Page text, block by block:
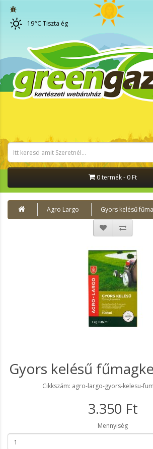
19°C Tiszta ég
0 termék - 0 Ft
Agro Largo Gyors kelésű
Gyors kelésű
Cikkszám: agro-largo-gyors-kelesu-
3.350 Ft
Mennyiség